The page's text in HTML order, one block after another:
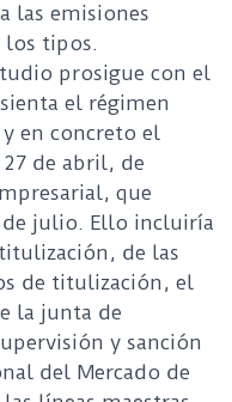
las emisiones
los tipos.
prosigue con el
el régimen
en concreto el
de abril, de
que
de julio. Ello incluiría
de las
de titulización, el
la junta de
y sanción
del Mercado de